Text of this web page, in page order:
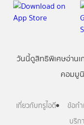
วันนี้ดูสิทธิพิเศษอ่าน
คอมมู
เกี่ยวกับทรูไอดี ข้อกำ
บริก